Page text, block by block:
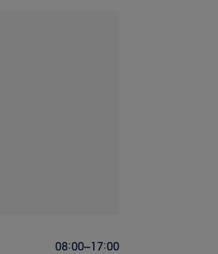
08:00–17:00